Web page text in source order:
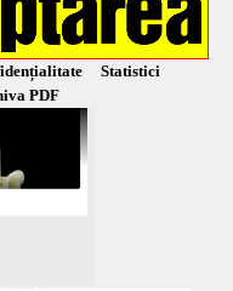
Statistici
PDF